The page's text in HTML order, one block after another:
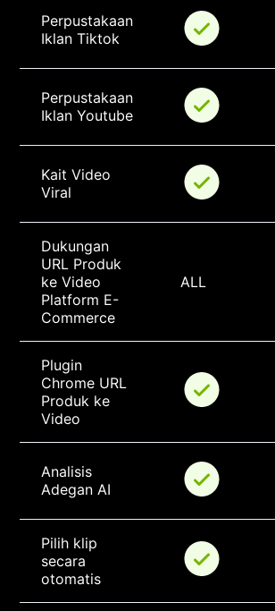
Perpustakaan
Iklan Tiktok
Perpustakaan
Iklan Youtube
Kait Video
Viral
Dukungan
URL Produk
ke Video
Platform E-
Commerce
ALL
Plugin
Chrome URL
Produk ke
Video
Analisis
Adegan AI
Pilih klip
secara
otomatis